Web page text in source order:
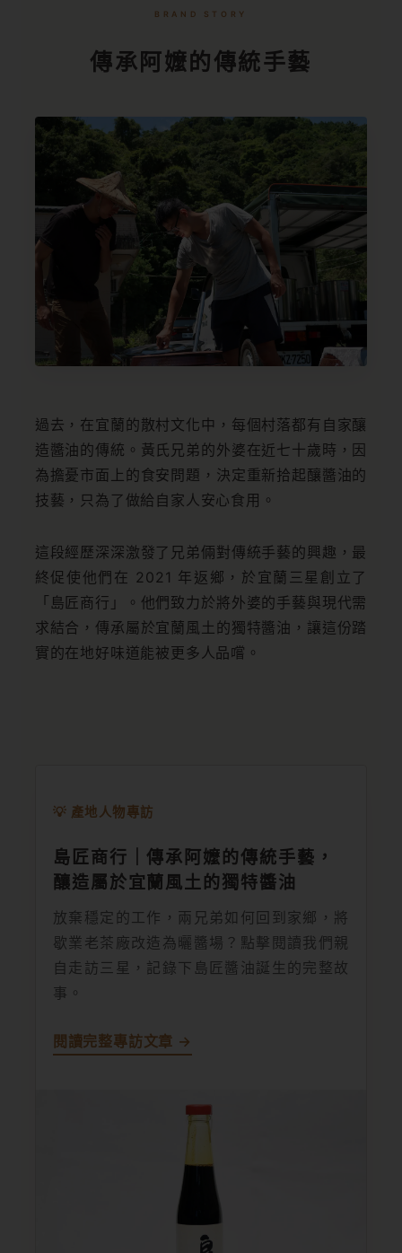
BRAND STORY
傳承阿嬤的傳統手藝
過去，在宜蘭的散村文化中，每個村落都有自家釀
造醬油的傳統。黃氏兄弟的外婆在近七十歲時，因
為擔憂市面上的食安問題，決定重新拾起釀醬油的
技藝，只為了做給自家人安心食用。
這段經歷深深激發了兄弟倆對傳統手藝的興趣，最
終促使他們在 2021 年返鄉，於宜蘭三星創立了
「島匠商行」。他們致力於將外婆的手藝與現代需
求結合，傳承屬於宜蘭風土的獨特醬油，讓這份踏
實的在地好味道能被更多人品嚐。
💡 產地人物專訪
島匠商行｜傳承阿嬤的傳統手藝，
釀造屬於宜蘭風土的獨特醬油
放棄穩定的工作，兩兄弟如何回到家鄉，將
歇業老茶廠改造為曬醬場？點擊閱讀我們親
自走訪三星，記錄下島匠醬油誕生的完整故
事。
閱讀完整專訪文章 →